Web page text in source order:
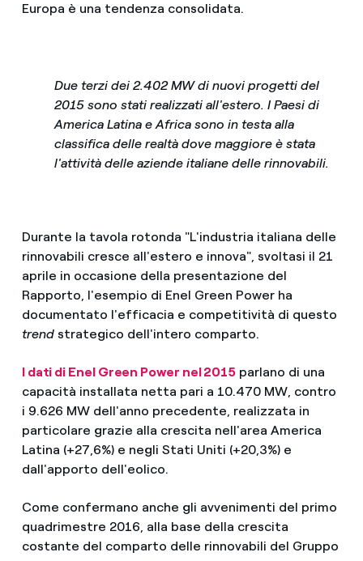
Europa è una tendenza consolidata.
Due terzi dei 2.402 MW di nuovi progetti del
2015 sono stati realizzati all'estero. I Paesi di
America Latina e Africa sono in testa alla
classifica delle realtà dove maggiore è stata
l'attività delle aziende italiane delle rinnovabili.
Durante la tavola rotonda "L'industria italiana delle
rinnovabili cresce all'estero e innova", svoltasi il 21
aprile in occasione della presentazione del
Rapporto, l'esempio di Enel Green Power ha
documentato l'efficacia e competitività di questo
trendstrategico dell'intero comparto.
I dati di Enel Green Power nel 2015 parlano di una
capacità installata netta pari a 10.470 MW, contro
i 9.626 MW dell'anno precedente, realizzata in
particolare grazie alla crescita nell'area America
Latina (+27,6%) e negli Stati Uniti (+20,3%) e
dall'apporto dell'eolico.
Come confermano anche gli avvenimenti del primo
quadrimestre 2016, alla base della crescita
costante del comparto delle rinnovabili del Gruppo